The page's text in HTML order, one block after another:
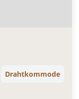
Drahtkommode